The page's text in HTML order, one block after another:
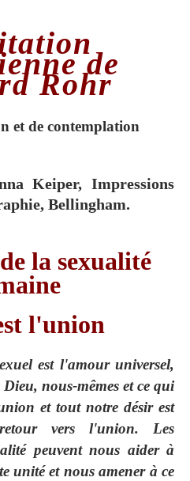
de
Rohr
et de contemplation
la sexualité
l'union
est l'amour universel,
nous-mêmes et ce qui
et tout notre désir est
vers l'union. Les
peuvent nous aider à
unité et nous amener à ce